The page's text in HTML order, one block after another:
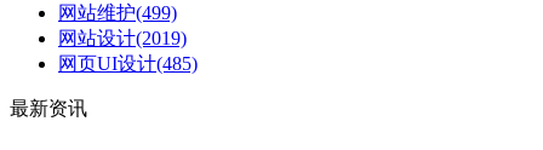
网站维护(499)
网站设计(2019)
网页UI设计(485)
最新资讯